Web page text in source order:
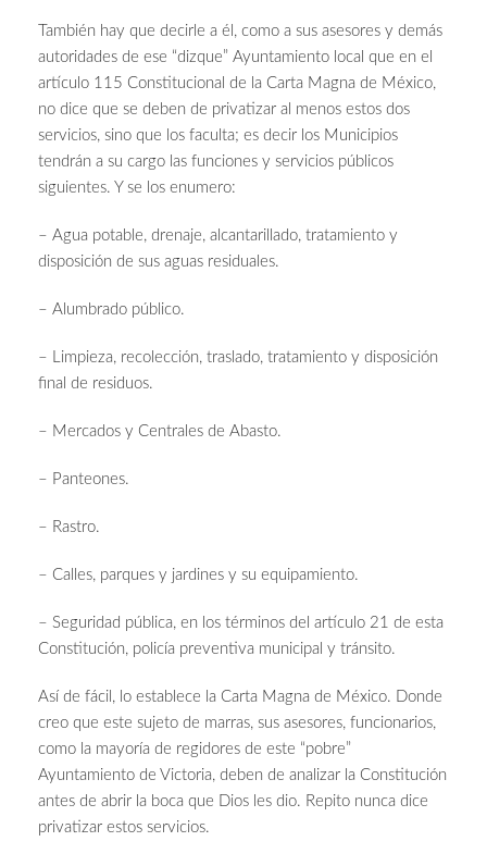
También hay que decirle a él, como a sus asesores y demás
autoridades de ese “dizque” Ayuntamiento local que en el
artículo 115 Constitucional de la Carta Magna de México,
no dice que se deben de privatizar al menos estos dos
servicios, sino que los faculta; es decir los Municipios
tendrán a su cargo las funciones y servicios públicos
siguientes. Y se los enumero:
– Agua potable, drenaje, alcantarillado, tratamiento y
disposición de sus aguas residuales.
– Alumbrado público.
– Limpieza, recolección, traslado, tratamiento y disposición
final de residuos.
– Mercados y Centrales de Abasto.
– Panteones.
– Rastro.
– Calles, parques y jardines y su equipamiento.
– Seguridad pública, en los términos del artículo 21 de esta
Constitución, policía preventiva municipal y tránsito.
Así de fácil, lo establece la Carta Magna de México. Donde
creo que este sujeto de marras, sus asesores, funcionarios,
como la mayoría de regidores de este “pobre”
Ayuntamiento de Victoria, deben de analizar la Constitución
antes de abrir la boca que Dios les dio. Repito nunca dice
privatizar estos servicios.